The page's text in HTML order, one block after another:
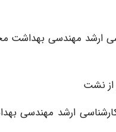
ارشد مهندسی بهداشت
ارشد مهندسی